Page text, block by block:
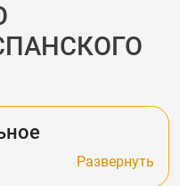
Развернуть